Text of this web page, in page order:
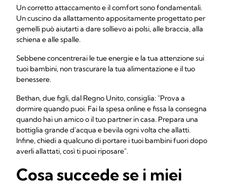
Un corretto attaccamento e il comfort sono fondamentali.
Un cuscino da allattamento appositamente progettato per
gemelli può aiutarti a dare sollievo ai polsi, alle braccia, alla
schiena e alle spalle.
Sebbene concentrerai le tue energie e la tua attenzione sui
tuoi bambini, non trascurare la tua alimentazione e il tuo
benessere.
Bethan, due figli, dal Regno Unito, consiglia: "Prova a
dormire quando puoi. Fai la spesa online e fissa la consegna
quando hai un amico o il tuo partner in casa. Prepara una
bottiglia grande d'acqua e bevila ogni volta che allatti.
Infine, chiedi a qualcuno di portare i tuoi bambini fuori dopo
averli allattati, così ti puoi riposare".
Cosa succede se i miei